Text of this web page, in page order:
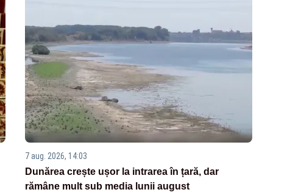
7 aug. 2026, 14:03
Dunărea crește ușor la intrarea în țară, dar
rămâne mult sub media lunii august